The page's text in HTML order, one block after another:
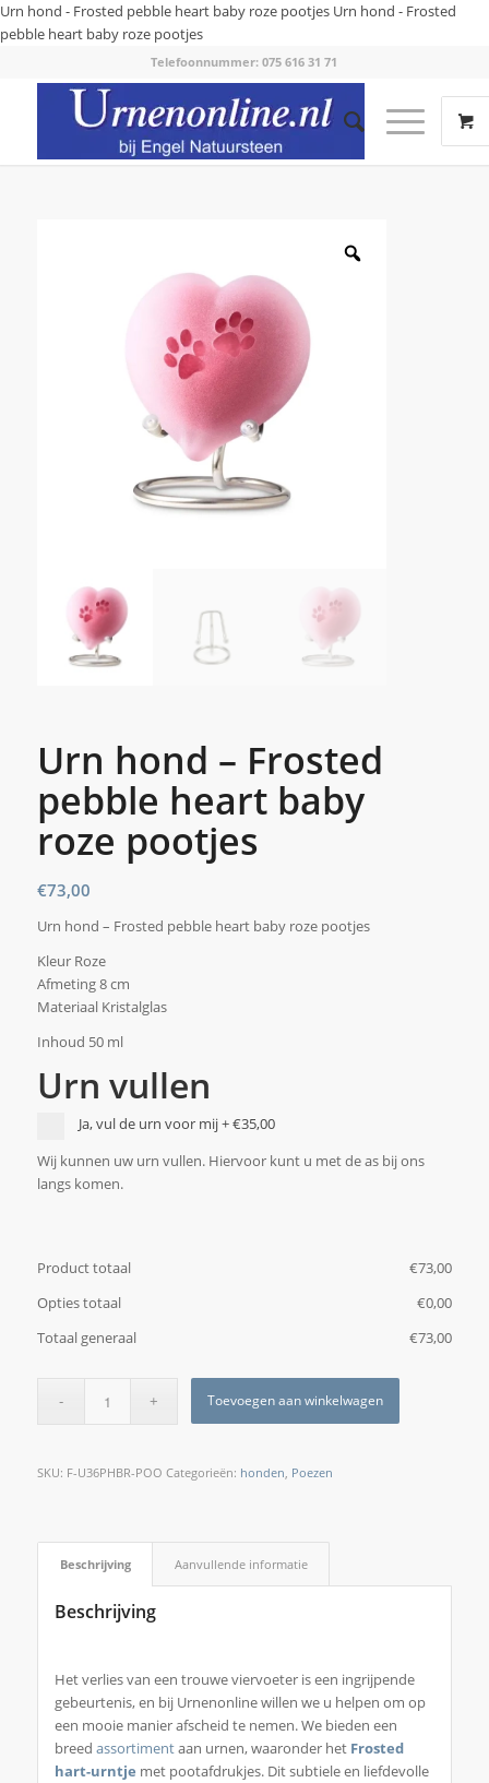
Urn hond - Frosted pebble heart baby roze pootjes Urn hond - Frosted
pebble heart baby roze pootjes
Telefoonnummer: 075 616 31 71
Urn hond – Frosted
pebble heart baby
roze pootjes
€73,00
Urn hond – Frosted pebble heart baby roze pootjes
Kleur Roze
Afmeting 8 cm
Materiaal Kristalglas
Inhoud 50 ml
Urn vullen
Ja, vul de urn voor mij+€35,00
Wij kunnen uw urn vullen. Hiervoor kunt u met de as bij ons
langs komen.
Product totaal €‎73,00
Opties totaal
€‎0,00
Totaal generaal
€‎73,00
Toevoegen aan winkelwagen
SKU: F-U36PHBR-POO Categorieën: honden Poezen
Beschrijving Aanvullende informatie
Beschrijving
Het verlies van een trouwe viervoeter is een ingrijpende
gebeurtenis, en bij Urnenonline willen we u helpen om op
een mooie manier afscheid te nemen. We bieden een
breed assortimentaan urnen, waaronder het Frosted
hart-urntje met pootafdrukjes. Dit subtiele en liefdevolle